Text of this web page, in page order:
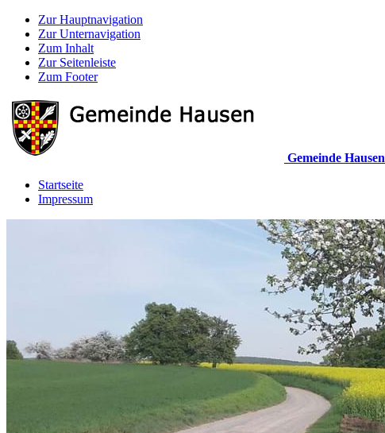
Zur Hauptnavigation
Zur Unternavigation
Zum Inhalt
Zur Seitenleiste
Zum Footer
Gemeinde Hausen
Startseite
Impressum